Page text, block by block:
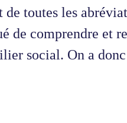
de toutes les
de comprendre et
social. On a